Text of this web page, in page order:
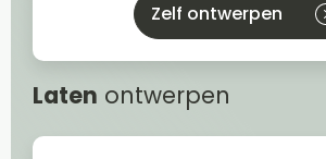
Zelf ontwerpen
Laten ontwerpen